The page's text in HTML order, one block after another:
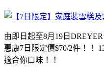
由即日起至8月19日
惠康7日限定價$70/2件！！
適合你口味！！